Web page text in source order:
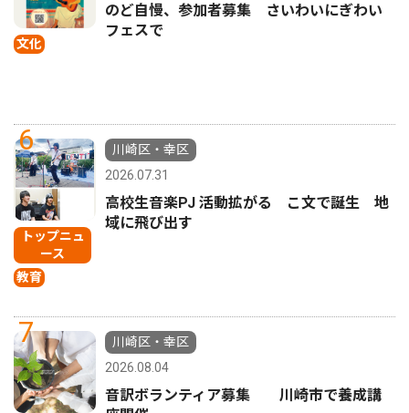
文化
のど自慢、参加者募集 さいわいにぎわい
フェスで
6
トップニュ
ース
教育
川崎区・幸区
2026.07.31
高校生音楽PJ 活動拡がる こ文で誕生 地
域に飛び出す
7
川崎区・幸区
2026.08.04
音訳ボランティア募集 川崎市で養成講